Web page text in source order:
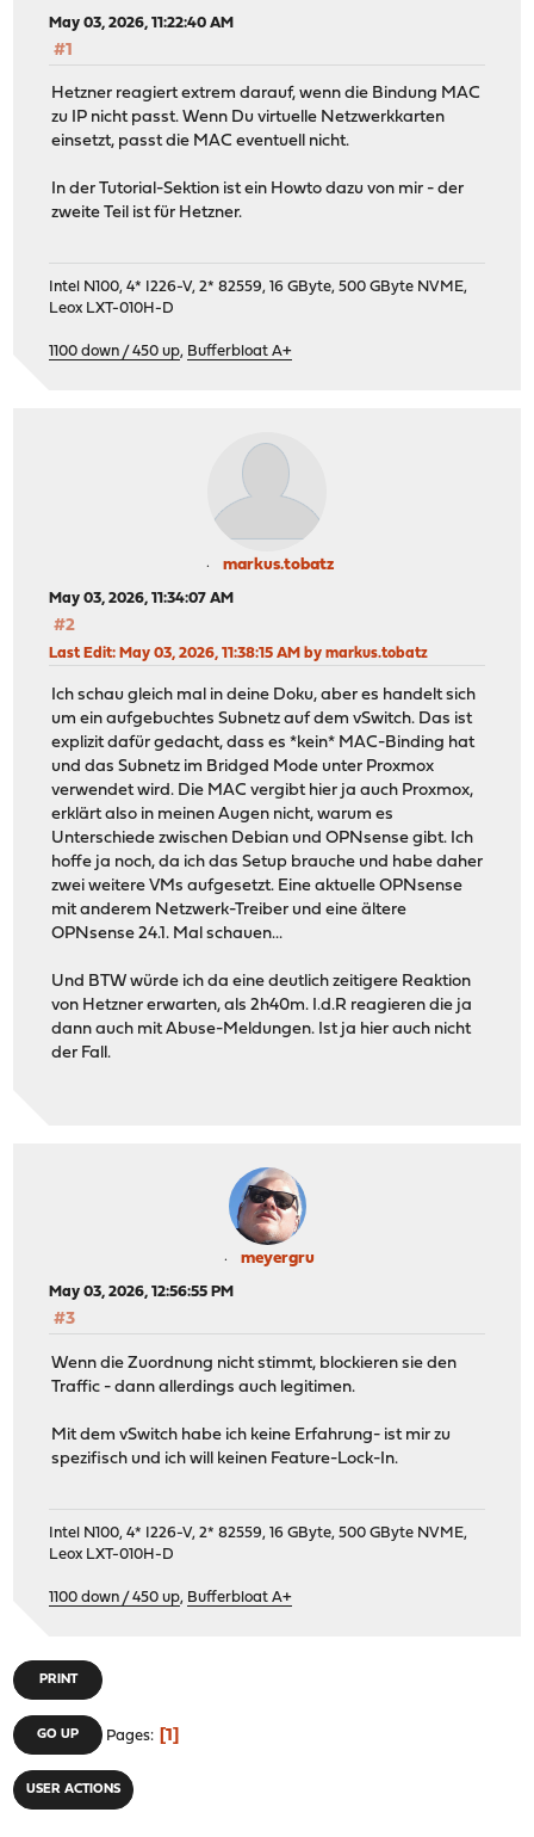
vlan-raw-device enp1s0f0np0
vlan-id 4000
iface vlan4000 inet6 manual
auto vmbr4000
# bridge for routing subnets
bridge-ports vlan4000
mtu 1400
iface vmbr4000 inet6 manual
auto vlan4010
address 10.0.0.11/24
May 03, 2026, 11:22:40 AM
#1
Hetzner reagiert extrem darauf, wenn die Bindung MAC
zu IP nicht passt. Wenn Du virtuelle Netzwerkkarten
einsetzt, passt die MAC eventuell nicht.
In der Tutorial-Sektion ist ein Howto dazu von mir - der
zweite Teil ist für Hetzner.
Intel N100, 4* I226-V, 2* 82559, 16 GByte, 500 GByte NVME,
Leox LXT-010H-D
1100 down / 450 up, Bufferbloat A+
markus.tobatz
May 03, 2026, 11:34:07 AM
#2
Last Edit: May 03, 2026, 11:38:15 AM by markus.tobatz
Ich schau gleich mal in deine Doku, aber es handelt sich
um ein aufgebuchtes Subnetz auf dem vSwitch. Das ist
explizit dafür gedacht, dass es *kein* MAC-Binding hat
und das Subnetz im Bridged Mode unter Proxmox
verwendet wird. Die MAC vergibt hier ja auch Proxmox,
erklärt also in meinen Augen nicht, warum es
Unterschiede zwischen Debian und OPNsense gibt. Ich
hoffe ja noch, da ich das Setup brauche und habe daher
zwei weitere VMs aufgesetzt. Eine aktuelle OPNsense
mit anderem Netzwerk-Treiber und eine ältere
OPNsense 24.1. Mal schauen...
Und BTW würde ich da eine deutlich zeitigere Reaktion
von Hetzner erwarten, als 2h40m. I.d.R reagieren die ja
dann auch mit Abuse-Meldungen. Ist ja hier auch nicht
der Fall.
meyergru
May 03, 2026, 12:56:55 PM
#3
Wenn die Zuordnung nicht stimmt, blockieren sie den
Traffic - dann allerdings auch legitimen.
Mit dem vSwitch habe ich keine Erfahrung- ist mir zu
spezifisch und ich will keinen Feature-Lock-In.
Intel N100, 4* I226-V, 2* 82559, 16 GByte, 500 GByte NVME,
Leox LXT-010H-D
1100 down / 450 up, Bufferbloat A+
PRINT
GO UP Pages 1
USER ACTIONS